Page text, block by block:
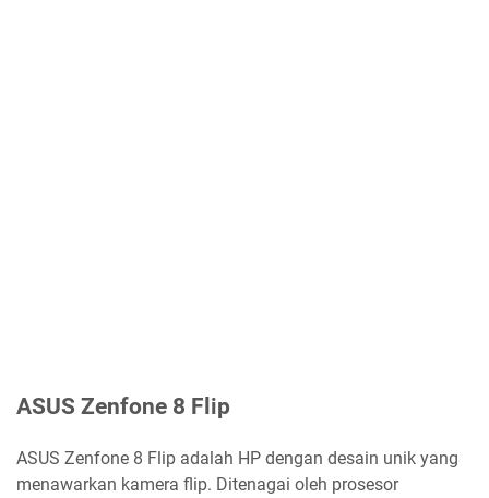
ASUS Zenfone 8 Flip
ASUS Zenfone 8 Flip adalah HP dengan desain unik yang
menawarkan kamera flip. Ditenagai oleh prosesor